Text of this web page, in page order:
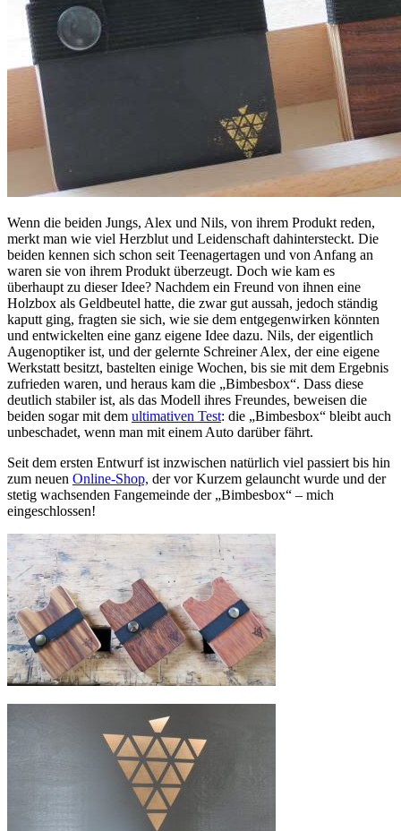
Wenn die beiden Jungs, Alex und Nils, von ihrem Produkt reden,
merkt man wie viel Herzblut und Leidenschaft dahintersteckt. Die
beiden kennen sich schon seit Teenagertagen und von Anfang an
waren sie von ihrem Produkt überzeugt. Doch wie kam es
überhaupt zu dieser Idee? Nachdem ein Freund von ihnen eine
Holzbox als Geldbeutel hatte, die zwar gut aussah, jedoch ständig
kaputt ging, fragten sie sich, wie sie dem entgegenwirken könnten
und entwickelten eine ganz eigene Idee dazu. Nils, der eigentlich
Augenoptiker ist, und der gelernte Schreiner Alex, der eine eigene
Werkstatt besitzt, bastelten einige Wochen, bis sie mit dem Ergebnis
zufrieden waren, und heraus kam die „Bimbesbox“. Dass diese
deutlich stabiler ist, als das Modell ihres Freundes, beweisen die
beiden sogar mit dem ultimativen Test: die „Bimbesbox“ bleibt auch
unbeschadet, wenn man mit einem Auto darüber fährt.
Seit dem ersten Entwurf ist inzwischen natürlich viel passiert bis hin
zum neuen Online-Shop, der vor Kurzem gelauncht wurde und der
stetig wachsenden Fangemeinde der „Bimbesbox“ – mich
eingeschlossen!